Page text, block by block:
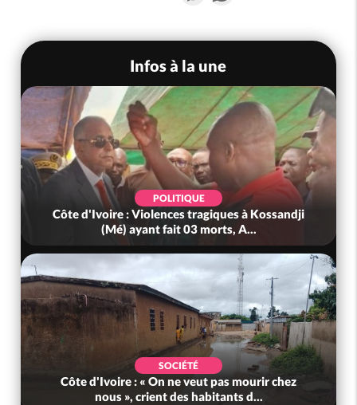
Infos à la une
SOCIÉTÉ
Côte d'Ivoire : Ouattara promet des sanctions
contre les déguerpissements i...
POLITIQUE
Côte d'Ivoire : Fête nationale, Alassane
Ouattara accorde la grâce à 4 661...